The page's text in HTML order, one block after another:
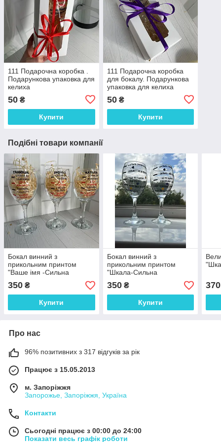
111 Подарочна коробка .
Подарункова упаковка для
келиха
50 ₴
Купити
111 Подарочна коробка
для бокалу. Подарункова
упаковка для келиха
50₴
Купити
Подібні товари компанії
Бокал винний з
прикольним принтом
"Ваше імя -Сильна
незалежна" 465 мл
350 ₴
Купити
Бокал винний з
прикольним принтом
"Шкала-Сильна
незалежна" 465 мл
350₴
Купити
370
Про нас
96% позитивних з 317 відгуків за рік
Працює з 15.05.2013
м. Запоріжжя
Запорожье, Запоріжжя, Україна
Контакти
Сьогодні працює з 00:00 до 24:00
Показати весь графік роботи